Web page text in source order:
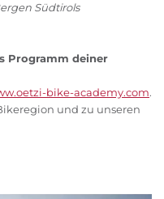
Südtirols
Programm deiner
bike-academy.com.
und zu unseren